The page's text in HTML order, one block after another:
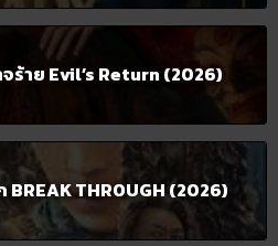
ร้าย Evil’s Return (2026)
THROUGH (2026)